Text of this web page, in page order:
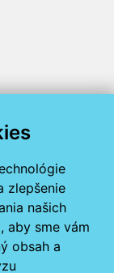
zlepšenie
našich
aby sme vám
obsah a